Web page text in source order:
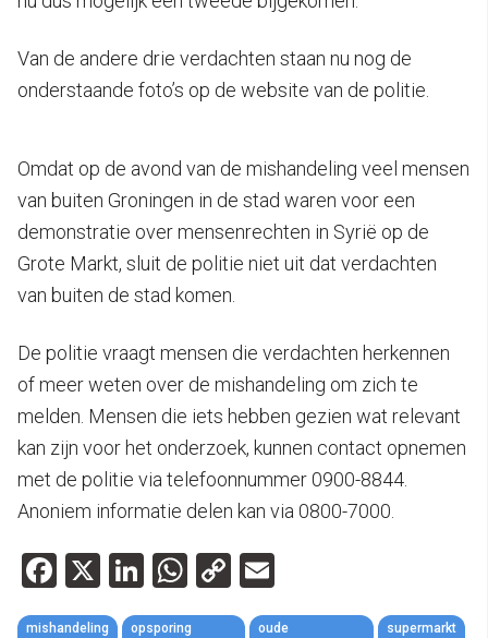
Van de andere drie verdachten staan nu nog de
onderstaande foto’s op de website van de politie.
Omdat op de avond van de mishandeling veel mensen
van buiten Groningen in de stad waren voor een
demonstratie over mensenrechten in Syrië op de
Grote Markt, sluit de politie niet uit dat verdachten
van buiten de stad komen.
De politie vraagt mensen die verdachten herkennen
of meer weten over de mishandeling om zich te
melden. Mensen die iets hebben gezien wat relevant
kan zijn voor het onderzoek, kunnen contact opnemen
met de politie via telefoonnummer 0900-8844.
Anoniem informatie delen kan via 0800-7000.
Facebook
X LinkedIn
WhatsApp
Copy
Link
mishandeling
opsporing
oude
supermarkt